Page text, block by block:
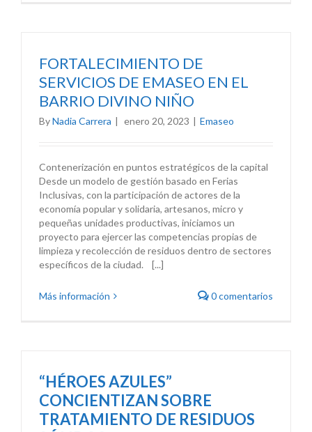
FORTALECIMIENTO DE
SERVICIOS DE EMASEO EN EL
BARRIO DIVINO NIÑO
ByNadia Carrera | enero 20, 2023 | Emaseo
Contenerización en puntos estratégicos de la capital
Desde un modelo de gestión basado en Ferias
Inclusivas, con la participación de actores de la
economía popular y solidaria, artesanos, micro y
pequeñas unidades productivas, iniciamos un
proyecto para ejercer las competencias propias de
limpieza y recolección de residuos dentro de sectores
específicos de la ciudad. [...]
Más información 0 comentarios
“HÉROES AZULES”
CONCIENTIZAN SOBRE
TRATAMIENTO DE RESIDUOS